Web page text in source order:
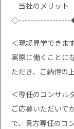
当社のメリット
＜現場見学できま
実際に働くことに
ただき、ご納得の
＜専任のコンサル
ご応募いただいて
で、貴方専任のコ